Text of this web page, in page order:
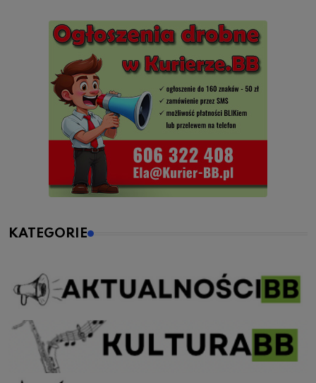
KATEGORIE